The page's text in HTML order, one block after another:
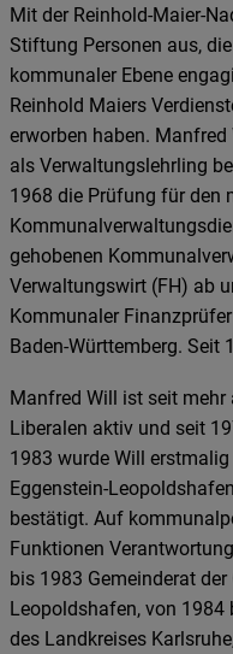
Mit der Reinhold-Maier-
Stiftung Personen aus,
kommunaler Ebene
Reinhold Maiers
erworben haben.
als Verwaltungslehrling
1968 die Prüfung für den
gehobenen
Verwaltungswirt (FH) ab
Kommunaler
Baden-Württemberg.
Manfred Will ist seit
Liberalen aktiv und seit
1983 wurde Will
Eggenstein-
bestätigt. Auf
Funktionen
bis 1983 Gemeinderat
Leopoldshafen, von
des Landkreises
Instagram
Embed,
Twitter
Embed,
Youtube
Embed